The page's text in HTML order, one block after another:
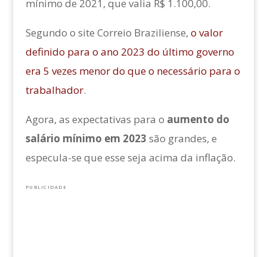
mínimo de 2021, que valia R$ 1.100,00.
Segundo o site Correio Braziliense, o valor
definido para o ano 2023 do último governo
era 5 vezes menor do que o necessário para o
trabalhador.
Agora, as expectativas para o aumento do
salário mínimo em 2023 são grandes, e
especula-se que esse seja acima da inflação.
PUBLICIDADE